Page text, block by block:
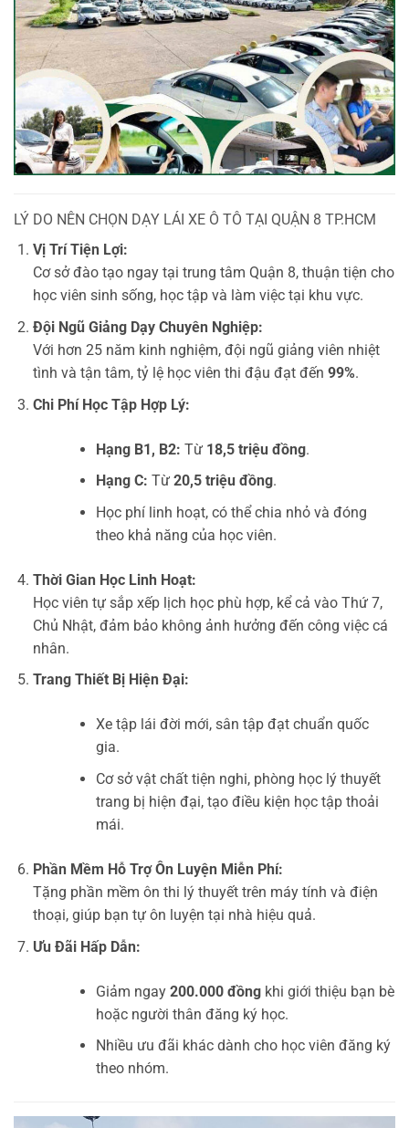
LÝ DO NÊN CHỌN DẠY LÁI XE Ô TÔ TẠI QUẬN 8 TP.HCM
Vị Trí Tiện Lợi:
Cơ sở đào tạo ngay tại trung tâm Quận 8, thuận tiện cho
học viên sinh sống, học tập và làm việc tại khu vực.
Đội Ngũ Giảng Dạy Chuyên Nghiệp:
Với hơn 25 năm kinh nghiệm, đội ngũ giảng viên nhiệt
tình và tận tâm, tỷ lệ học viên thi đậu đạt đến 99%.
Chi Phí Học Tập Hợp Lý:
Hạng B1, B2: Từ 18,5 triệu đồng.
Hạng C: Từ 20,5 triệu đồng.
Học phí linh hoạt, có thể chia nhỏ và đóng
theo khả năng của học viên.
Thời Gian Học Linh Hoạt:
Học viên tự sắp xếp lịch học phù hợp, kể cả vào Thứ 7,
Chủ Nhật, đảm bảo không ảnh hưởng đến công việc cá
nhân.
Trang Thiết Bị Hiện Đại:
Xe tập lái đời mới, sân tập đạt chuẩn quốc
gia.
Cơ sở vật chất tiện nghi, phòng học lý thuyết
trang bị hiện đại, tạo điều kiện học tập thoải
mái.
Phần Mềm Hỗ Trợ Ôn Luyện Miễn Phí:
Tặng phần mềm ôn thi lý thuyết trên máy tính và điện
thoại, giúp bạn tự ôn luyện tại nhà hiệu quả.
Ưu Đãi Hấp Dẫn:
Giảm ngay 200.000 đồngkhi giới thiệu bạn bè
hoặc người thân đăng ký học.
Nhiều ưu đãi khác dành cho học viên đăng ký
theo nhóm.